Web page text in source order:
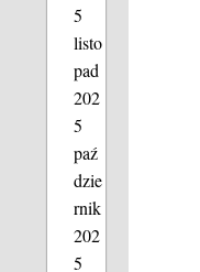
5
listo
pad
202
5
paź
dzie
rnik
202
5